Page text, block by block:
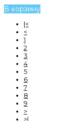
В корзину
|<
<
1
2
3
4
5
6
7
8
9
>
>|